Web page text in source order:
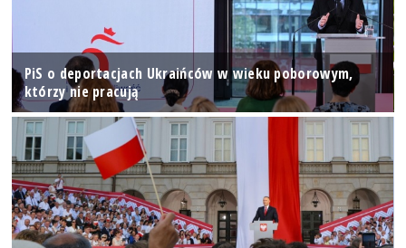
PiS o deportacjach Ukraińców w wieku poborowym,
którzy nie pracują